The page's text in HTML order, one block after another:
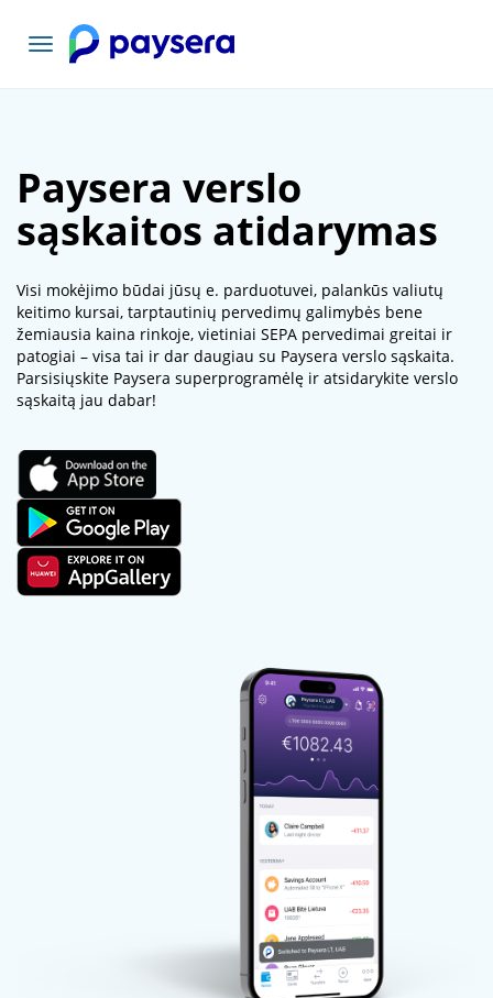
Toggle
navigation
Paysera verslo
sąskaitos atidarymas
Visi mokėjimo būdai jūsų e. parduotuvei, palankūs valiutų
keitimo kursai, tarptautinių pervedimų galimybės bene
žemiausia kaina rinkoje, vietiniai SEPA pervedimai greitai ir
patogiai – visa tai ir dar daugiau su Paysera verslo sąskaita.
Parsisiųskite Paysera superprogramėlę ir atsidarykite verslo
sąskaitą jau dabar!